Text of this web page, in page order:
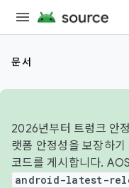
문서
2026년부터 트렁크 안
랫폼 안정성을 보장하
코드를 게시합니다.
android-latest-